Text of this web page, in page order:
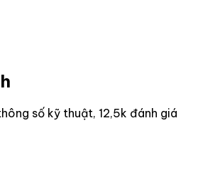
số kỹ thuật, 12,5k đánh giá